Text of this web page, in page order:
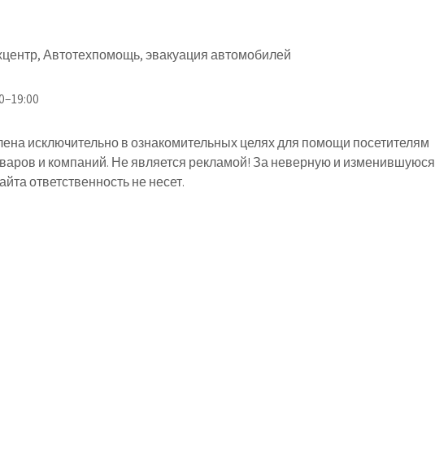
Автотехпомощь, эвакуация автомобилей
исключительно в ознакомительных целях для помощи посетителям
и компаний. Не является рекламой! За неверную и изменившуюся
ответственность не несет.